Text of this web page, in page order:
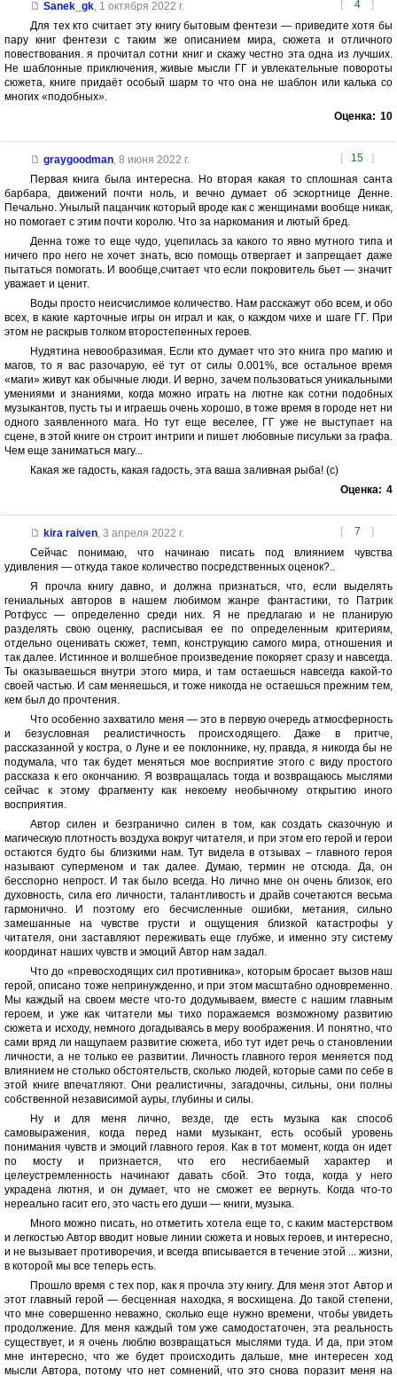
[ 4 ]
Sanek_gk, 1 октября 2022 г.
Для тех кто считает эту книгу бытовым фентези — приведите хотя бы
пару книг фентези с таким же описанием мира, сюжета и отличного
повествования. я прочитал сотни книг и скажу честно эта одна из лучших.
Не шаблонные приключения, живые мысли ГГ и увлекательные повороты
сюжета, книге придаёт особый шарм то что она не шаблон или калька со
многих «подобных».
Оценка: 10
[ 15 ]
graygoodman, 8 июня 2022 г.
Первая книга была интересна. Но вторая какая то сплошная санта
барбара, движений почти ноль, и вечно думает об эскортнице Денне.
Печально. Унылый пацанчик который вроде как с женщинами вообще никак,
но помогает с этим почти королю. Что за наркомания и лютый бред.
Денна тоже то еще чудо, уцепилась за какого то явно мутного типа и
ничего про него не хочет знать, всю помощь отвергает и запрещает даже
пытаться помогать. И вообще,считает что если покровитель бьет — значит
уважает и ценит.
Воды просто неисчислимое количество. Нам расскажут обо всем, и обо
всех, в какие карточные игры он играл и как, о каждом чихе и шаге ГГ. При
этом не раскрыв толком второстепенных героев.
Нудятина невообразимая. Если кто думает что это книга про магию и
магов, то я вас разочарую, её тут от силы 0.001%, все остальное время
«маги» живут как обычные люди. И верно, зачем пользоваться уникальными
умениями и знаниями, когда можно играть на лютне как сотни подобных
музыкантов, пусть ты и играешь очень хорошо, в тоже время в городе нет ни
одного заявленного мага. Но тут еще веселее, ГГ уже не выступает на
сцене, в этой книге он строит интриги и пишет любовные писульки за графа.
Чем еще заниматься магу...
Какая же гадость, какая гадость, эта ваша заливная рыба! (с)
Оценка: 4
[ 7 ]
kira raiven, 3 апреля 2022 г.
Сейчас понимаю, что начинаю писать под влиянием чувства
удивления — откуда такое количество посредственных оценок?..
Я прочла книгу давно, и должна признаться, что, если выделять
гениальных авторов в нашем любимом жанре фантастики, то Патрик
Ротфусс — определенно среди них. Я не предлагаю и не планирую
разделять свою оценку, расписывая ее по определенным критериям,
отдельно оценивать сюжет, темп, конструкцию самого мира, отношения и
так далее. Истинное и волшебное произведение покоряет сразу и навсегда.
Ты оказываешься внутри этого мира, и там остаешься навсегда какой-то
своей частью. И сам меняешься, и тоже никогда не остаешься прежним тем,
кем был до прочтения.
Что особенно захватило меня — это в первую очередь атмосферность
и безусловная реалистичность происходящего. Даже в притче,
рассказанной у костра, о Луне и ее поклоннике, ну, правда, я никогда бы не
подумала, что так будет меняться мое восприятие этого с виду простого
рассказа к его окончанию. Я возвращалась тогда и возвращаюсь мыслями
сейчас к этому фрагменту как некоему необычному открытию иного
восприятия.
Автор силен и безгранично силен в том, как создать сказочную и
магическую плотность воздуха вокруг читателя, и при этом его герой и герои
остаются будто бы близкими нам. Тут видела в отзывах – главного героя
называют суперменом и так далее. Думаю, термин не отсюда. Да, он
бесспорно непрост. И так было всегда. Но лично мне он очень близок, его
духовность, сила его личности, талантливость и драйв сочетаются весьма
гармонично. И поэтому его бесчисленные ошибки, метания, сильно
замешанные на чувстве грусти и ощущения близкой катастрофы у
читателя, они заставляют переживать еще глубже, и именно эту систему
координат наших чувств и эмоций Автор нам задал.
Что до «превосходящих сил противника», которым бросает вызов наш
герой, описано тоже непринужденно, и при этом масштабно одновременно.
Мы каждый на своем месте что-то додумываем, вместе с нашим главным
героем, и уже как читатели мы тихо поражаемся возможному развитию
сюжета и исходу, немного догадываясь в меру воображения. И понятно, что
сами вряд ли нащупаем развитие сюжета, ибо тут идет речь о становлении
личности, а не только ее развитии. Личность главного героя меняется под
влиянием не столько обстоятельств, сколько людей, которые сами по себе в
этой книге впечатляют. Они реалистичны, загадочны, сильны, они полны
собственной независимой ауры, глубины и силы.
Ну и для меня лично, везде, где есть музыка как способ
самовыражения, когда перед нами музыкант, есть особый уровень
понимания чувств и эмоций главного героя. Как в тот момент, когда он идет
по мосту и признается, что его несгибаемый характер и
целеустремленность начинают давать сбой. Это тогда, когда у него
украдена лютня, и он думает, что не сможет ее вернуть. Когда что-то
нереально гасит его, это часть его души — книги, музыка.
Много можно писать, но отметить хотела еще то, с каким мастерством
и легкостью Автор вводит новые линии сюжета и новых героев, и интересно,
и не вызывает противоречия, и всегда вписывается в течение этой ... жизни,
в которой мы все теперь есть.
Прошло время с тех пор, как я прочла эту книгу. Для меня этот Автор и
этот главный герой — бесценная находка, я восхищена. До такой степени,
что мне совершенно неважно, сколько еще нужно времени, чтобы увидеть
продолжение. Для меня каждый том уже самодостаточен, эта реальность
существует, и я очень люблю возвращаться мыслями туда. И да, при этом
мне интересно, что же будет происходить дальше, мне интересен ход
мысли Автора, потому что нет сомнений, что это снова поразит меня на